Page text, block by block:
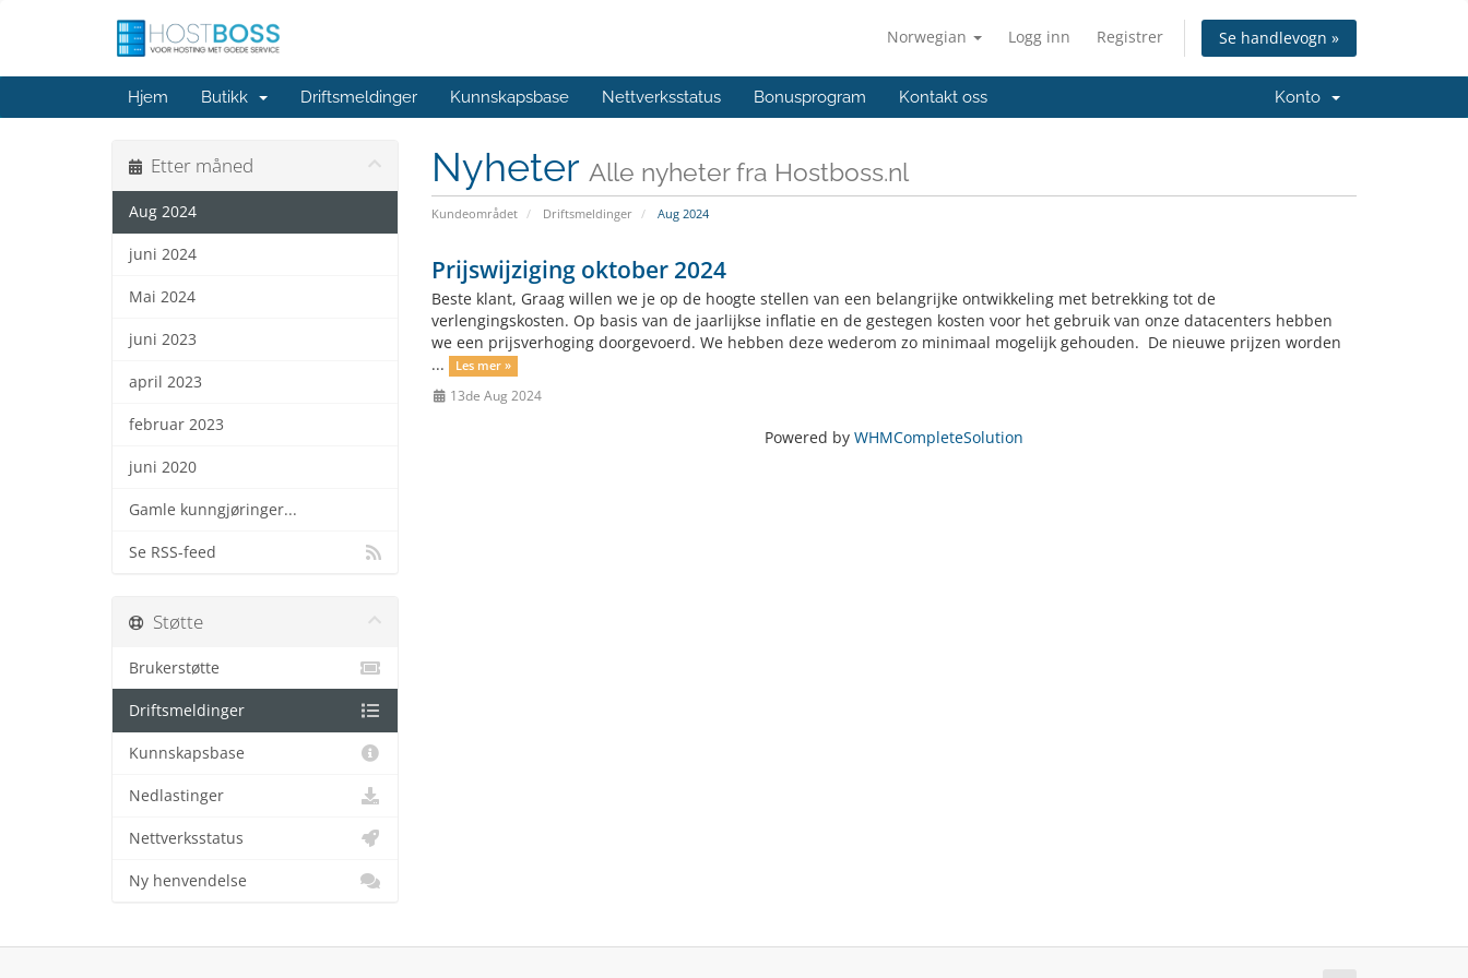
Norwegian Logg inn Registrer Se handlevogn »
Hjem Butikk Driftsmeldinger Kunnskapsbase Nettverksstatus Bonusprogram Kontakt oss Konto
Nyheter Alle nyheter fra Hostboss.nl
Kundeområdet Driftsmeldinger Aug 2024
Etter måned
Aug 2024
juni 2024
Mai 2024
juni 2023
april 2023
februar 2023
juni 2020
Gamle kunngjøringer...
Se RSS-feed
Prijswijziging oktober 2024
Beste klant, Graag willen we je op de hoogte stellen van een belangrijke ontwikkeling met betrekking tot de
verlengingskosten. Op basis van de jaarlijkse inflatie en de gestegen kosten voor het gebruik van onze datacenters hebben
we een prijsverhoging doorgevoerd. We hebben deze wederom zo minimaal mogelijk gehouden. De nieuwe prijzen worden
...
Les mer »
13de Aug 2024
Powered by WHMCompleteSolution
Støtte
Brukerstøtte
Driftsmeldinger
Kunnskapsbase
Nedlastinger
Nettverksstatus
Ny henvendelse